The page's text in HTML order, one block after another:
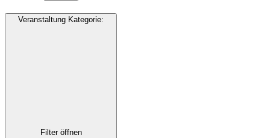
Veranstaltung Kategorie:
Filter öffnen